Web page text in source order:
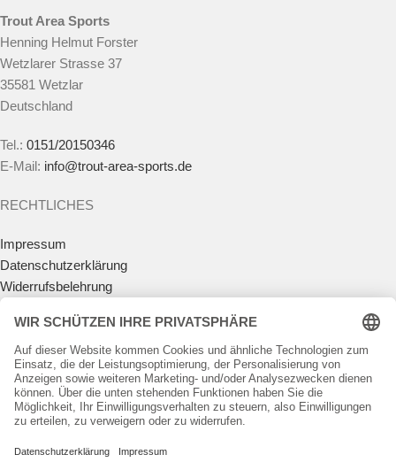
Trout Area Sports
Henning Helmut Forster
Wetzlarer Strasse 37
35581 Wetzlar
Deutschland
Tel.: 0151/20150346
E-Mail: info@trout-area-sports.de
RECHTLICHES
Impressum
Datenschutzerklärung
Widerrufsbelehrung
Allgemeine Geschäftsbedingungen
Zahlungsmöglichkeiten
Versandkosten
Batteriegesetz
Teilnahmebedingungen Gewinnspiel
KUNDENKONTO